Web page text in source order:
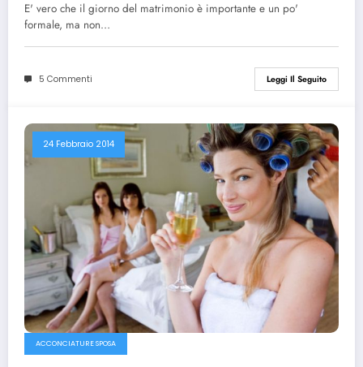
E' vero che il giorno del matrimonio è importante e un po'
formale, ma non…
5 Commenti Leggi Il Seguito
24 Febbraio 2014
ACCONCIATURE SPOSA